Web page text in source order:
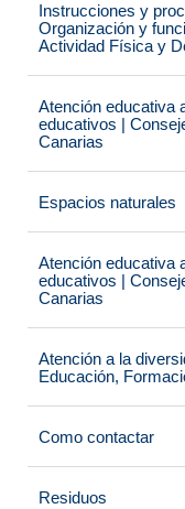
Instrucciones y
Organización y
Actividad Física y
Atención educativa
educativos |
Canarias
Espacios naturales
Atención educativa
educativos |
Canarias
Atención a la
Educación,
Como contactar
Residuos